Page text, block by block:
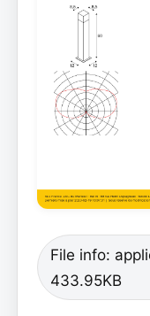
File info:
433.95KB